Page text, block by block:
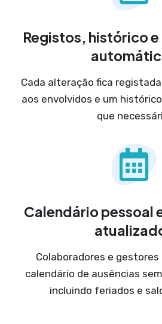
Registos, histórico
Cada alteração fica
aos envolvidos e um
que
Calendário pessoal
Colaboradores e
calendário de ausências
incluindo feriados e